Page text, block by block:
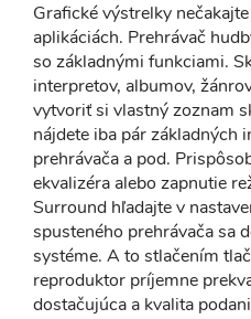
Grafické výstrelky
aplikáciách. Prehrávač
so základnými funkciami.
interpretov, albumov,
vytvoriť si vlastný zoznam
nájdete iba pár základných
prehrávača a pod.
ekvalizéra alebo zapnutie
Surround hľadajte v
spusteného prehrávača sa
systéme. A to stlačením
reproduktor príjemne
dostačujúca a kvalita